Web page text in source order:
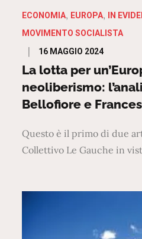
ECONOMIA EUROPA IN
MOVIMENTO SOCIALISTA
Posted
on
16 MAGGIO 2024
La lotta per
neoliberismo:
Bellofiore e
Questo è il primo di due
Collettivo Le Gauche in